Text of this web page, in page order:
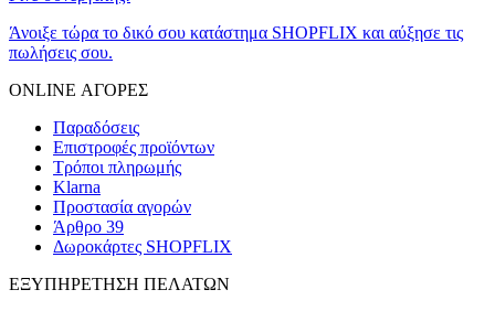
Άνοιξε τώρα το δικό σου κατάστημα SHOPFLIX και αύξησε τις
πωλήσεις σου.
ONLINE ΑΓΟΡΕΣ
Παραδόσεις
Επιστροφές προϊόντων
Τρόποι πληρωμής
Klarna
Προστασία αγορών
Άρθρο 39
Δωροκάρτες SHOPFLIX
ΕΞΥΠΗΡΕΤΗΣΗ ΠΕΛΑΤΩΝ